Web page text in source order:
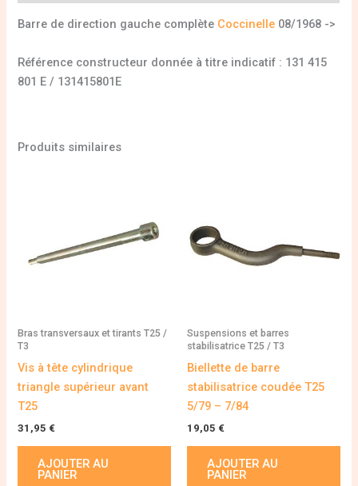
Barre de direction gauche complète Coccinelle 08/1968 ->
Référence constructeur donnée à titre indicatif : 131 415
801 E / 131415801E
Produits similaires
Bras transversaux et tirants T25 /
T3
Vis à tête cylindrique
triangle supérieur avant
T25
31,95 €
AJOUTER AU
PANIER
Suspensions et barres
stabilisatrice T25 / T3
Biellette de barre
stabilisatrice coudée T25
5/79 – 7/84
19,05 €
AJOUTER AU
PANIER